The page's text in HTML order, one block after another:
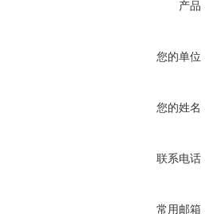
产品
您的单位
您的姓名
联系电话
常用邮箱